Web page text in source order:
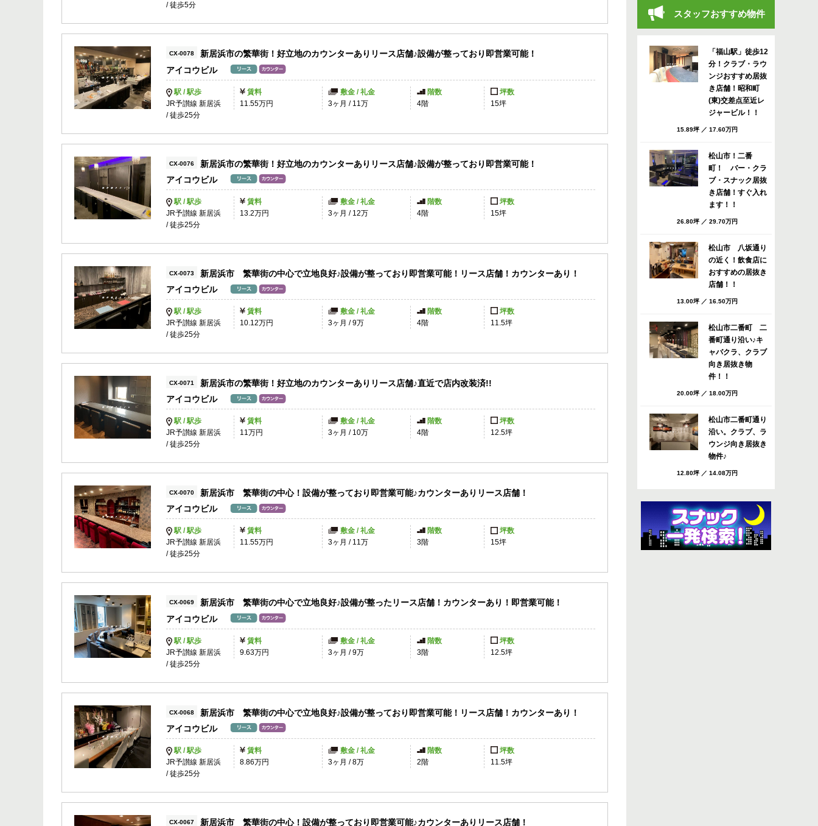
/ 徒歩5分
CX-0078
新居浜市の繁華街！好立地のカウンターありリース店舗♪設備が整っており即営業可能！
アイコウビル
駅 / 駅歩
JR予讃線 新居浜
/ 徒歩25分
賃料
11.55万円
敷金 / 礼金
3ヶ月 / 11万
階数
4階
坪数
15坪
CX-0076
新居浜市の繁華街！好立地のカウンターありリース店舗♪設備が整っており即営業可能！
アイコウビル
駅 / 駅歩
JR予讃線 新居浜
/ 徒歩25分
賃料
13.2万円
敷金 / 礼金
3ヶ月 / 12万
階数
4階
坪数
15坪
CX-0073
新居浜市 繁華街の中心で立地良好♪設備が整っており即営業可能！リース店舗！カウンターあり！
アイコウビル
駅 / 駅歩
JR予讃線 新居浜
/ 徒歩25分
賃料
10.12万円
敷金 / 礼金
3ヶ月 /9万
階数
4階
坪数
11.5坪
CX-0071
新居浜市の繁華街！好立地のカウンターありリース店舗♪直近で店内改装済!!
アイコウビル
駅 / 駅歩
JR予讃線 新居浜
/ 徒歩25分
賃料
11万円
敷金 / 礼金
3ヶ月 / 10万
階数
4階
坪数
12.5坪
CX-0070
新居浜市 繁華街の中心！設備が整っており即営業可能♪カウンターありリース店舗！
アイコウビル
駅 / 駅歩
JR予讃線 新居浜
/ 徒歩25分
賃料
11.55万円
敷金 / 礼金
3ヶ月 / 11万
階数
3階
坪数
15坪
CX-0069
新居浜市 繁華街の中心で立地良好♪設備が整ったリース店舗！カウンターあり！即営業可能！
アイコウビル
駅 / 駅歩
JR予讃線 新居浜
/ 徒歩25分
賃料
9.63万円
敷金 / 礼金
3ヶ月 /9万
階数
3階
坪数
12.5坪
CX-0068
新居浜市 繁華街の中心で立地良好♪設備が整っており即営業可能！リース店舗！カウンターあり！
アイコウビル
駅 / 駅歩
JR予讃線 新居浜
/ 徒歩25分
賃料
8.86万円
敷金 / 礼金
3ヶ月 /8万
階数
2階
坪数
11.5坪
CX-0067
新居浜市 繁華街の中心！設備が整っており即営業可能♪カウンターありリース店舗！
スタッフおすすめ物件
「福山駅」徒歩12
分！クラブ・ラウ
ンジおすすめ居抜
き店舗！昭和町
(東)交差点至近レ
ジャービル！！
15.89坪 ／ 17.60万円
松山市！二番
町！ バー・クラ
ブ・スナック居抜
き店舗！すぐ入れ
ます！！
26.80坪 ／ 29.70万円
松山市 八坂通り
の近く！飲食店に
おすすめの居抜き
店舗！！
13.00坪 ／ 16.50万円
松山市二番町 二
番町通り沿い♪キ
ャバクラ、クラブ
向き居抜き物
件！！
20.00坪 ／ 18.00万円
松山市二番町通り
沿い。クラブ、ラ
ウンジ向き居抜き
物件♪
12.80坪 ／ 14.08万円
松山市 八坂通り
すぐのバー・スナ
ック向き居抜き店
舗！共益費・ごみ
処理費サービ